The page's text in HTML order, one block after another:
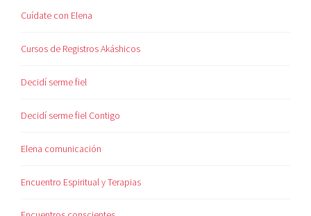
Cuídate con Elena
Cursos de Registros Akáshicos
Decidí serme fiel
Decidí serme fiel Contigo
Elena comunicación
Encuentro Espiritual y Terapias